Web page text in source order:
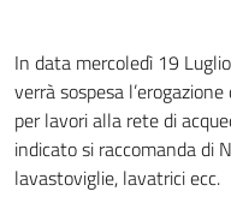
In data mercoledì 19
verrà sospesa
per lavori alla rete di
indicato si raccomanda di
lavastoviglie, lavatrici ecc.